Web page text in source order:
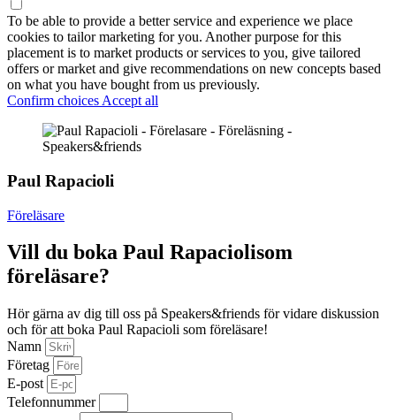
To be able to provide a better service and experience we place
cookies to tailor marketing for you. Another purpose for this
placement is to market products or services to you, give tailored
offers or market and give recommendations on new concepts based
on what you have bought from us previously.
Confirm choices Accept all
Paul Rapacioli
Föreläsare
Vill du boka Paul Rapaciolisom
föreläsare?
Hör gärna av dig till oss på Speakers&friends för vidare diskussion
och för att boka Paul Rapacioli som föreläsare!
Namn
Företag
E-post
Telefonnummer